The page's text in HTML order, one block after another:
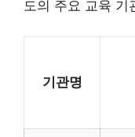
도의 주요 교육 기
기관명